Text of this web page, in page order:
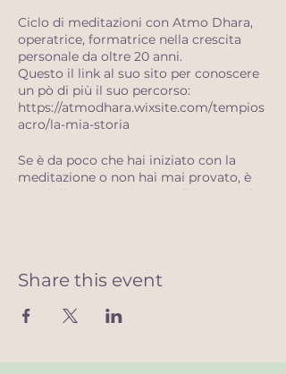
Ciclo di meditazioni con Atmo Dhara,
operatrice, formatrice nella crescita
personale da oltre 20 anni.
Questo il link al suo sito per conoscere
un pò di più il suo percorso:
https://atmodhara.wixsite.com/tempios
acro/la-mia-storia
Se è da poco che hai iniziato con la
meditazione o non hai mai provato, è
consigliato partecipare agli incontri il
Grazie,
Share this event